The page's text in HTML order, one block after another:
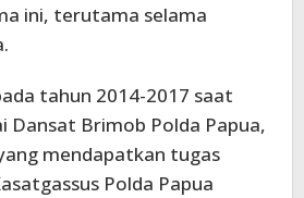
ini, terutama selama
tahun 2014-2017 saat
Dansat Brimob Polda Papua,
mendapatkan tugas
Polda Papua